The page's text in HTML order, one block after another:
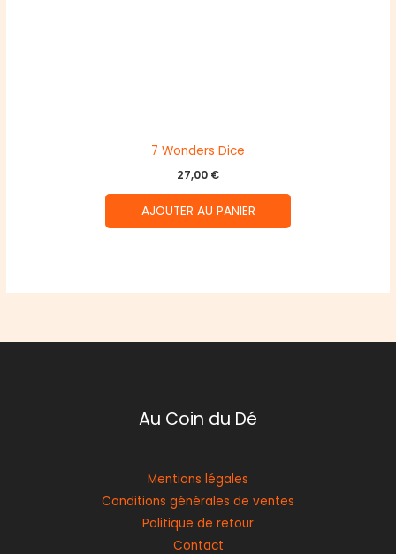
7 Wonders Dice
27,00 €
AJOUTER AU PANIER
Au Coin du Dé
Mentions légales
Conditions générales de ventes
Politique de retour
Contact